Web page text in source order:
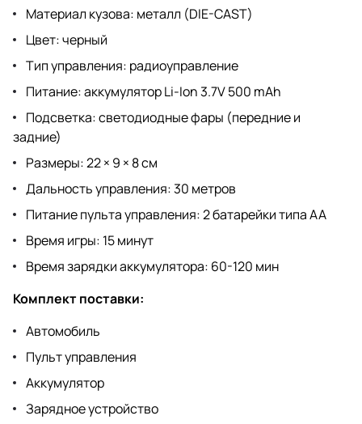
Материал кузова: металл (DIE-CAST)
Цвет: черный
Тип управления: радиоуправление
Питание: аккумулятор Li-Ion 3.7V 500 mAh
Подсветка: светодиодные фары (передние и
задние)
Размеры: 22 × 9 × 8 см
Дальность управления: 30 метров
Питание пульта управления: 2 батарейки типа АА
Время игры: 15 минут
Время зарядки аккумулятора: 60-120 мин
Комплект поставки:
Автомобиль
Пульт управления
Аккумулятор
Зарядное устройство